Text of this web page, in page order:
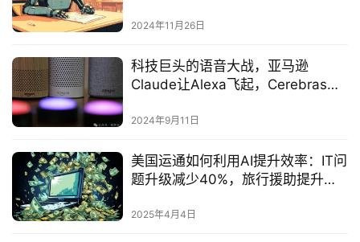
2024年11月26日
科技巨头的语音大战，亚马逊
Claude让Alexa飞起，Cerebras速
2024年9月11日
美国运通如何利用AI提升效率：IT问
题升级减少40%，旅行援助提升
2025年4月4日